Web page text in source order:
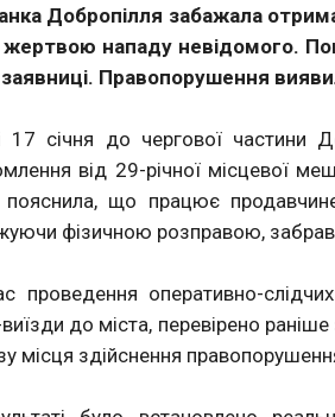
Добропілля забажала
жертвою нападу невідомого.
заявниці. Правопорушення
17 січня до чергової частини
від 29-річної місцевої
пояснила, що працює
фізичною розправою, забрав
проведення оперативно-
виїзди до міста, перевірено
місця здійснення